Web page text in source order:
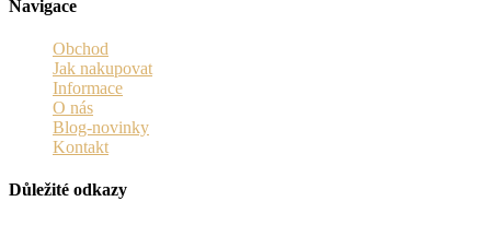
Navigace
Obchod
Jak nakupovat
Informace
O nás
Blog-novinky
Kontakt
Důležité odkazy